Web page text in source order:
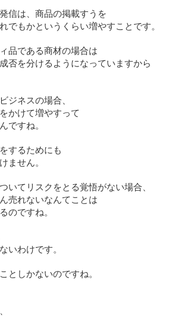
信は、商品の掲載すうを
でもかというくらい増やすことです。
品である商材の場合は
否を分けるようになっていますから
ジネスの場合、
かけて増やすって
ですね。
するためにも
ません。
いてリスクをとる覚悟がない場合、
売れないなんてことは
のですね。
いわけです。
としかないのですね。